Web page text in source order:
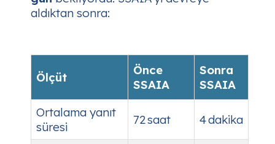
aldıktan sonra:
Ölçüt
Önce
SSAIA
Sonra
SSAIA
Ortalama yanıt
süresi
72 saat 4 dakika